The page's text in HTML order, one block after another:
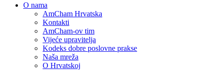
O nama
AmCham Hrvatska
Kontakti
AmCham-ov tim
Vijeće upravitelja
Kodeks dobre poslovne prakse
Naša mreža
O Hrvatskoj